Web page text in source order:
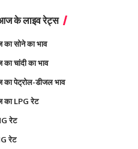
के लाइव रेट्स
सोने का भाव
चांदी का भाव
पेट्रोल-डीजल भाव
LPG रेट
रेट
रेट